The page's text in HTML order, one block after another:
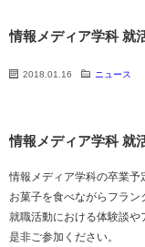
情報メディア学科 就
2018.01.16 ニュース
情報メディア学科 就
情報メディア学科の卒業予
お菓子を食べながらフラン
就職活動における体験談や
是非ご参加ください。